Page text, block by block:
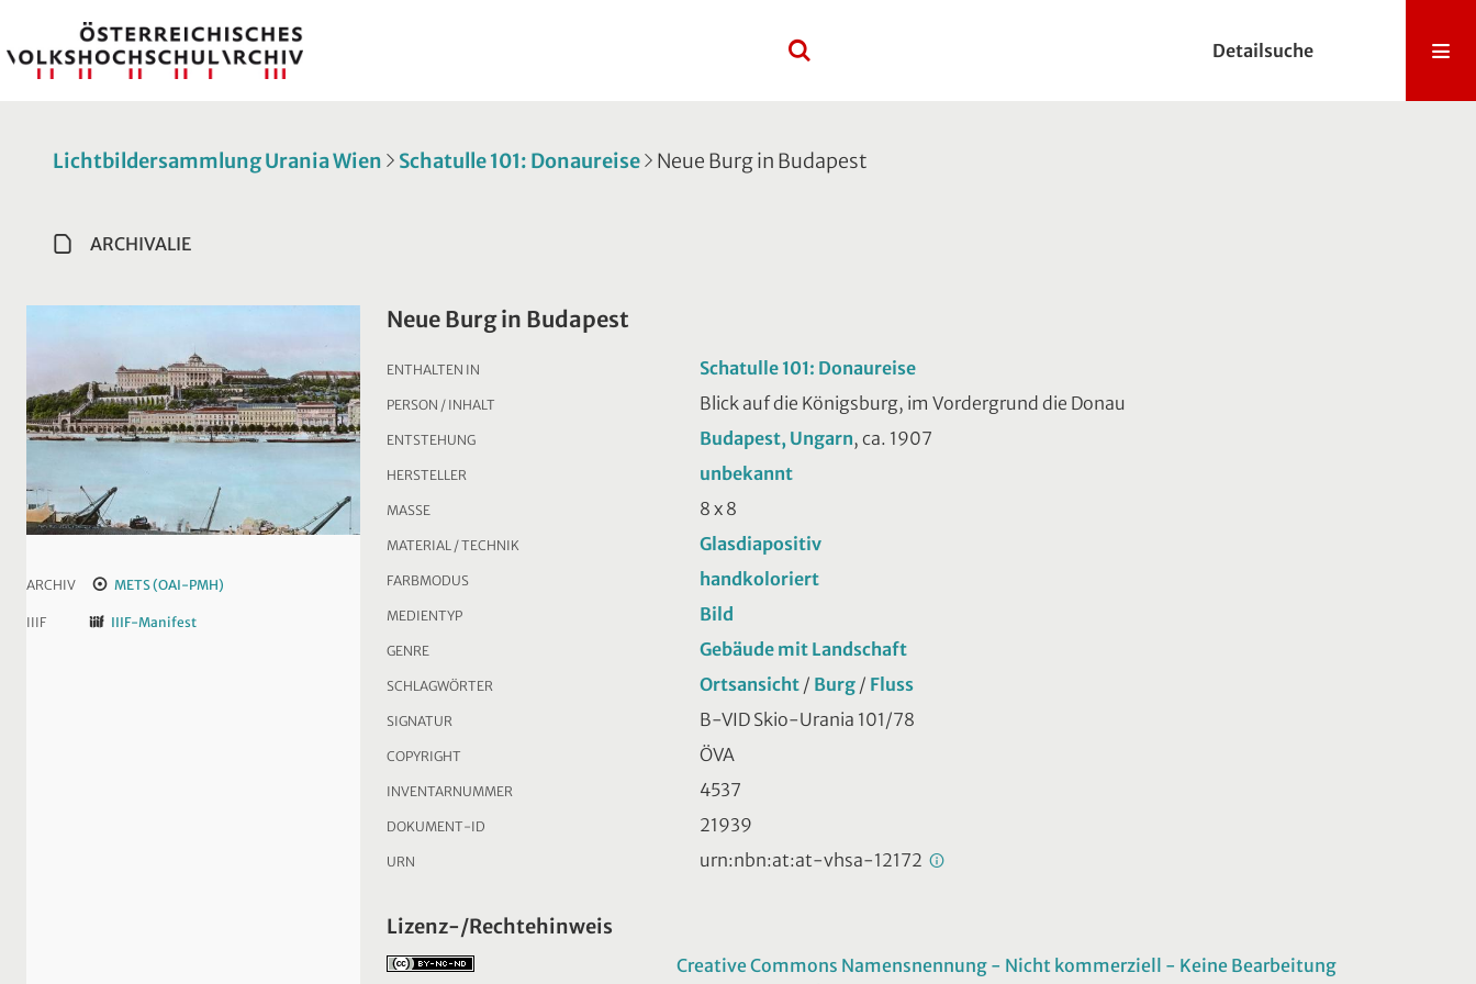
Detailsuche
Lichtbildersammlung Urania Wien Schatulle 101: Donaureise Neue Burg in Budapest
ARCHIVALIE
ARCHIV METS (OAI-PMH)
IIIF IIIF-Manifest
Neue Burg in Budapest
ENTHALTEN IN Schatulle 101: Donaureise
PERSON / INHALT Blick auf die Königsburg, im Vordergrund die Donau
ENTSTEHUNG Budapest, Ungarn, ca. 1907
HERSTELLER unbekannt
MASSE 8 x 8
MATERIAL / TECHNIK Glasdiapositiv
FARBMODUS handkoloriert
MEDIENTYP Bild
GENRE Gebäude mit Landschaft
SCHLAGWÖRTER Ortsansicht / Burg / Fluss
SIGNATUR B-VID Skio-Urania 101/78
COPYRIGHT ÖVA
INVENTARNUMMER 4537
DOKUMENT-ID 21939
URN urn:nbn:at:at-vhsa-12172
Lizenz-/Rechtehinweis
Creative Commons Namensnennung - Nicht kommerziell - Keine Bearbeitung